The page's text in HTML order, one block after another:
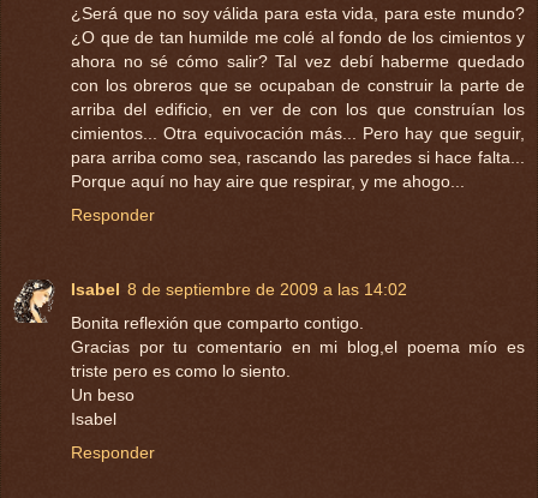
¿Será que no soy válida para esta vida, para este mundo?
¿O que de tan humilde me colé al fondo de los cimientos y
ahora no sé cómo salir? Tal vez debí haberme quedado
con los obreros que se ocupaban de construir la parte de
arriba del edificio, en ver de con los que construían los
cimientos... Otra equivocación más... Pero hay que seguir,
para arriba como sea, rascando las paredes si hace falta...
Porque aquí no hay aire que respirar, y me ahogo...
Responder
Isabel 8 de septiembre de 2009 a las 14:02
Bonita reflexión que comparto contigo.
Gracias por tu comentario en mi blog,el poema mío es
triste pero es como lo siento.
Un beso
Isabel
Responder